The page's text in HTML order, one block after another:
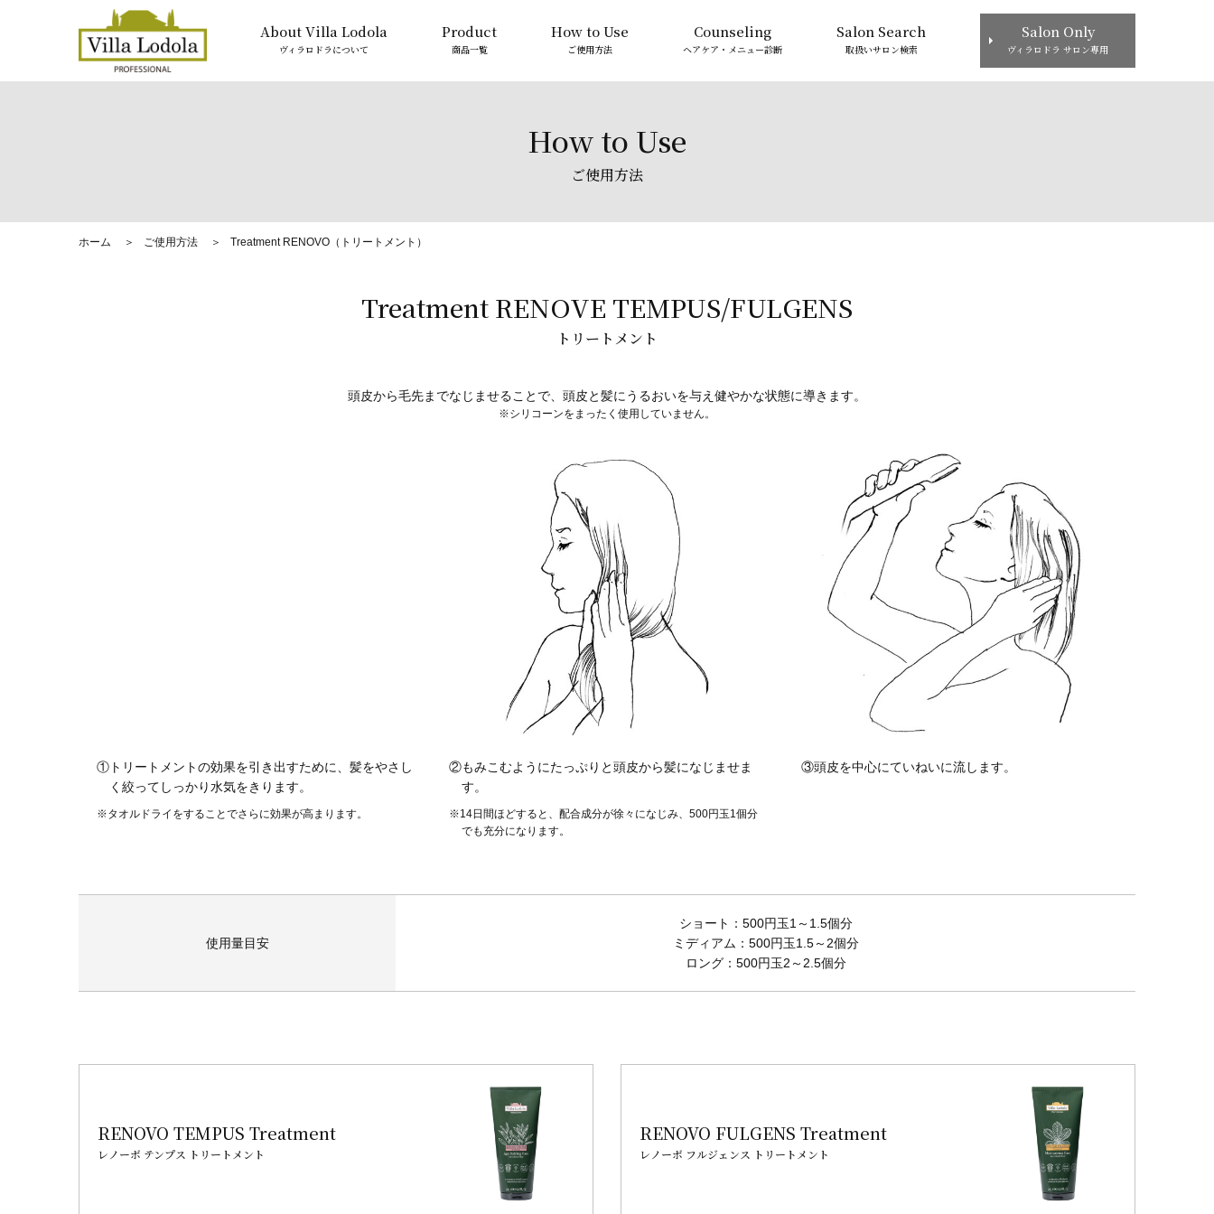
About Villa Lodola
ヴィラロドラについて
Product
商品一覧
How to Use
ご使用方法
Counseling
ヘアケア・メニュー診断
Salon Search
取扱いサロン検索
Salon Only
ヴィラロドラ サロン専用
How to Use
ご使用方法
ホーム ご使用方法 Treatment RENOVO（トリートメント）
Treatment RENOVE TEMPUS/FULGENS
トリートメント
頭皮から毛先までなじませることで、頭皮と髪にうるおいを与え健やかな状態に導きます。
※シリコーンをまったく使用していません。
①トリートメントの効果を引き出すために、髪をやさし
く絞ってしっかり水気をきります。
※タオルドライをすることでさらに効果が高まります。
②もみこむようにたっぷりと頭皮から髪になじませま
す。
※14日間ほどすると、配合成分が徐々になじみ、500円玉1個分
でも充分になります。
③頭皮を中心にていねいに流します。
使用量目安
ショート：500円玉1～1.5個分
ミディアム：500円玉1.5～2個分
ロング：500円玉2～2.5個分
RENOVO TEMPUS Treatment
レノーボ テンプス トリートメント
RENOVO FULGENS Treatment
レノーボ フルジェンス トリートメント